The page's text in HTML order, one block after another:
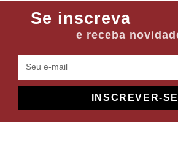
Se inscreva
e receba
INSCREVER-SE